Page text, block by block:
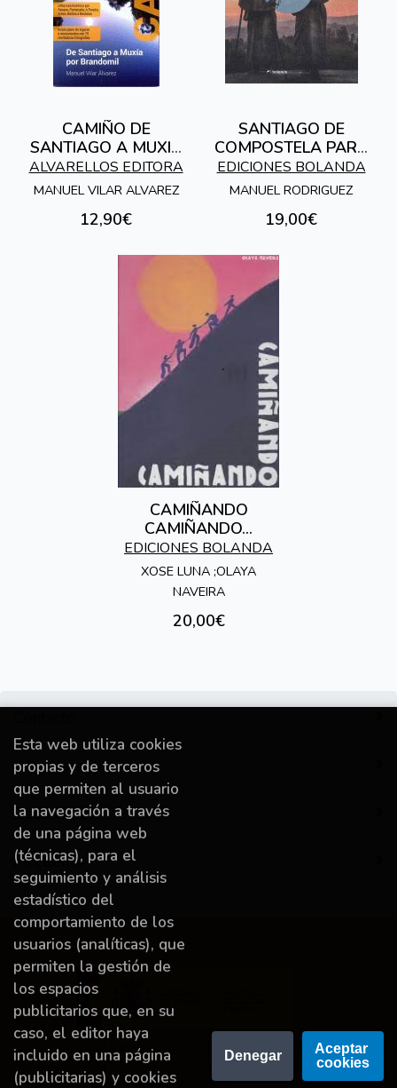
CAMIÑO DE
SANTIAGO A MUXIA
POR BRANDOMIL
ALVARELLOS EDITORA
MANUEL VILAR ALVAREZ
12,90€
SANTIAGO DE
COMPOSTELA PARA
LOS
PEREGRINOS.GUIA
EDICIONES BOLANDA
MANUEL RODRIGUEZ
19,00€
CAMIÑANDO
CAMIÑANDO...
EDICIONES BOLANDA
XOSE LUNA ;OLAYA
NAVEIRA
20,00€
Información
Destacado
Mi cuenta
Proyecto financiado por la Dirección General del
Libro y Fomento de la Lectura, Ministerio de
Cultura y Deporte.
Esta web utiliza cookies
propias y de terceros
que permiten al usuario
la navegación a través
de una página web
(técnicas), para el
seguimiento y análisis
estadístico del
comportamiento de los
usuarios (analíticas), que
permiten la gestión de
los espacios
publicitarios que, en su
caso, el editor haya
incluido en una página
(publicitarias) y cookies
Denegar
Aceptar
cookies